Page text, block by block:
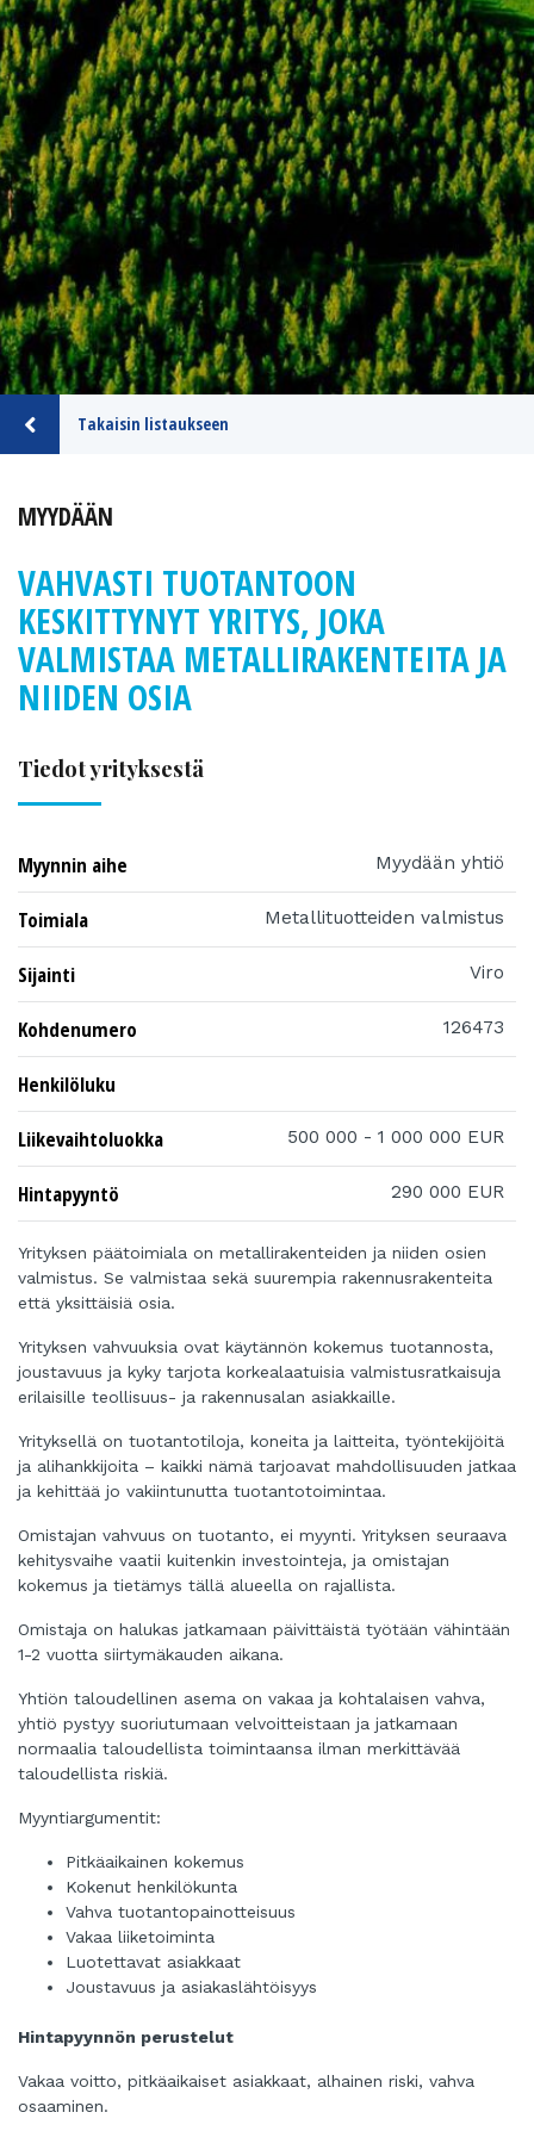
Takaisin listaukseen
MYYDÄÄN
VAHVASTI TUOTANTOON
KESKITTYNYT YRITYS, JOKA
VALMISTAA METALLIRAKENTEITA JA
NIIDEN OSIA
Tiedot yrityksestä
Myynnin aihe Myydään yhtiö
Toimiala Metallituotteiden valmistus
Sijainti Viro
Kohdenumero 126473
Henkilöluku
Liikevaihtoluokka
500 000 - 1 000 000 EUR
Hintapyyntö 290 000 EUR
Yrityksen päätoimiala on metallirakenteiden ja niiden osien
valmistus. Se valmistaa sekä suurempia rakennusrakenteita
että yksittäisiä osia.
Yrityksen vahvuuksia ovat käytännön kokemus tuotannosta,
joustavuus ja kyky tarjota korkealaatuisia valmistusratkaisuja
erilaisille teollisuus- ja rakennusalan asiakkaille.
Yrityksellä on tuotantotiloja, koneita ja laitteita, työntekijöitä
ja alihankkijoita – kaikki nämä tarjoavat mahdollisuuden jatkaa
ja kehittää jo vakiintunutta tuotantotoimintaa.
Omistajan vahvuus on tuotanto, ei myynti. Yrityksen seuraava
kehitysvaihe vaatii kuitenkin investointeja, ja omistajan
kokemus ja tietämys tällä alueella on rajallista.
Omistaja on halukas jatkamaan päivittäistä työtään vähintään
1-2 vuotta siirtymäkauden aikana.
Yhtiön taloudellinen asema on vakaa ja kohtalaisen vahva,
yhtiö pystyy suoriutumaan velvoitteistaan ​​ja jatkamaan
normaalia taloudellista toimintaansa ilman merkittävää
taloudellista riskiä.
Myyntiargumentit:
Pitkäaikainen kokemus
Kokenut henkilökunta
Vahva tuotantopainotteisuus
Vakaa liiketoiminta
Luotettavat asiakkaat
Joustavuus ja asiakaslähtöisyys
Hintapyynnön perustelut
Vakaa voitto, pitkäaikaiset asiakkaat, alhainen riski, vahva
osaaminen.